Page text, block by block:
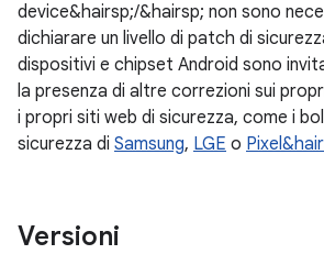
device&hairsp;/&hairsp; non sono
dichiarare un livello di patch di
dispositivi e chipset Android sono
la presenza di altre correzioni sui
i propri siti web di sicurezza, come i
sicurezza di Samsung, LGE o
Versioni